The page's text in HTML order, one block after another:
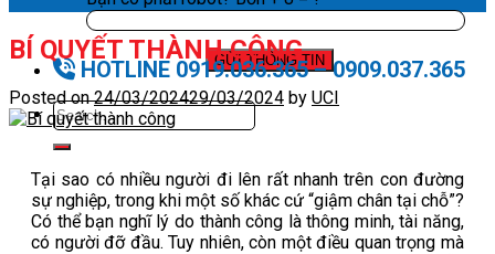
HOTLINE 0919.036.365 – 0909.037.365
BÍ QUYẾT THÀNH CÔNG
Posted on24/03/202429/03/2024 by UCI
Tại sao có nhiều người đi lên rất nhanh trên con đường
sự nghiệp, trong khi một số khác cứ “giậm chân tại chỗ”?
Có thể bạn nghĩ lý do thành công là thông minh, tài năng,
có người đỡ đầu. Tuy nhiên, còn một điều quan trọng mà